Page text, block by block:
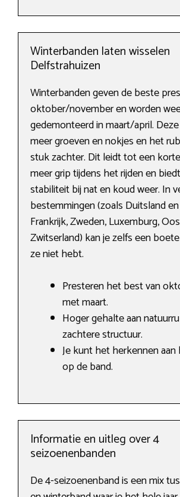
Winterbanden laten wisselen
Delfstrahuizen
Winterbanden geven de beste
oktober/november en worden
gedemonteerd in maart/april.
meer groeven en nokjes en het
stuk zachter. Dit leidt tot een
meer grip tijdens het rijden en
stabiliteit bij nat en koud weer. In
bestemmingen (zoals Duitsland
Frankrijk, Zweden, Luxemburg,
Zwitserland) kan je zelfs een
ze niet hebt.
Presteren het best van
met maart.
Hoger gehalte aan
zachtere structuur.
Je kunt het herkennen
op de band.
Informatie en uitleg over 4
seizoenenbanden
De 4-seizoenenband is een mix